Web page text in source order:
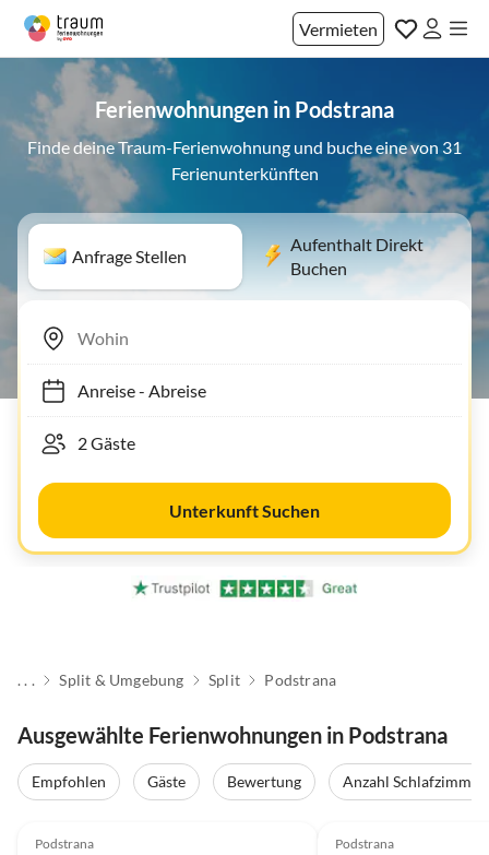
Vermieten
Ferienwohnungen in Podstrana
Finde deine Traum-Ferienwohnung und buche eine von 31
Ferienunterkünften
Anfrage Stellen
Aufenthalt Direkt
Buchen
Anreise- Abreise
Unterkunft Suchen
. . . Split & Umgebung Split Podstrana
Ausgewählte Ferienwohnungen in Podstrana
Empfohlen Gäste Bewertung
Anzahl Schlafzimmer
Podstrana Podstrana